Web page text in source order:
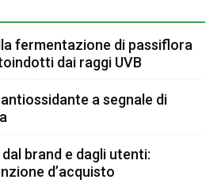
fermentazione di passiflora
dai raggi UVB
a segnale di
brand e dagli utenti:
d’acquisto